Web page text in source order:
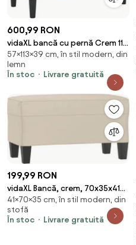
600,99 RON
vidaXL bancă cu pernă Crem 113
x 57 x 39 cm Catifea
57×113×39 cm, în stil modern, din
lemn
În stoc
Livrare gratuită
199,99 RON
vidaXL Bancă, crem, 70x35x41
cm, țesătură microfibră
41×70×35 cm, în stil modern, din
stofă
În stoc
Livrare gratuită